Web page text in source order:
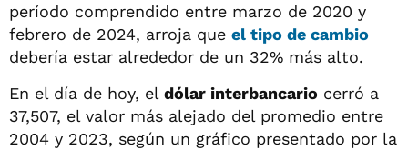
período comprendido entre marzo de 2020 y
febrero de 2024, arroja que el tipo de cambio
debería estar alrededor de un 32% más alto.
En el día de hoy, el dólar interbancario cerró a
37,507, el valor más alejado del promedio entre
2004 y 2023, según un gráfico presentado por la